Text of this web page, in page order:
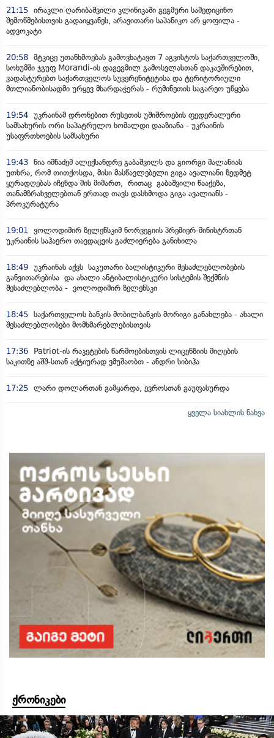
21:15 ირაკლი ღარიბაშვილი კლინიკაში გეგმური სამედიცინო
შემოწმებისთვის გადაიყვანეს, არავითარი საპანიკო არ ყოფილა -
ადვოკატი
20:58 მტკიცე უთანხმოებას გამოვხატავთ 7 აგვისტოს საქართველოში,
სოხუმში ჯგუფ Morandi-ის დაგეგმილ გამოსვლასთან დაკავშირებით,
ვადასტურებთ საქართველოს სუვერენიტეტისა და ტერიტორიული
მთლიანობისადმი ურყევ მხარდაჭერას - რუმინეთის საგარეო უწყება
19:54 უკრაინამ დრონებით რუსეთის უშიშროების ფედერალური
სამსახურის ორი საპატრულო ხომალდი დააზიანა - უკრაინის
უსაფრთხოების სამსახური
19:43 ნია იმნაძემ ალექსანდრე გაბაშვილს და გიორგი მალანიას
უთხრა, რომ თითქოსდა, მისი მასწავლებელი გიგა ავალიანი ზედმეტ
ყურადღებას იჩენდა მის მიმართ, რითაც გაბაშვილი წააქეზა,
თანამზრახველებთან ერთად თავს დასხმოდა გიგა ავალიანს -
პროკურატურა
19:01
ვოლოდიმირ ზელენსკიმ ნორვეგიის პრემიერ-მინისტრთან
უკრაინის საჰაერო თავდაცვის გაძლიერება განიხილა
18:49 უკრაინას აქვს საკუთარი ბალისტიკური შესაძლებლობების
განვითარებისა და ახალი ანტიბალისტიკური სისტემის შექმნის
შესაძლებლობა - ვოლოდიმირ ზელენსკი
18:45 საქართველოს ბანკის მობილბანკის მორიგი განახლება - ახალი
შესაძლებლობები მომხმარებლებისთვის
17:36
Patriot-ის რაკეტების წარმოებისთვის ლიცენზიის მიღების
საკითზე აშშ-სთან აქტიურად ვმუშაობთ - ანდრი სიბიჰა
17:25 ლარი დოლართან გამყარდა, ევროსთან გაუფასურდა
ყველა სიახლის ნახვა
ქრონიკები